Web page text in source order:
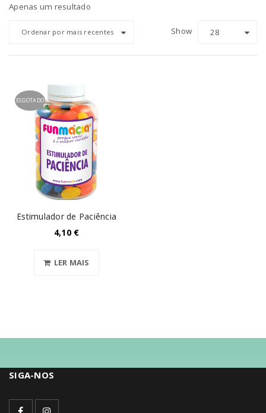
Apenas um resultado
Ordenar por mais recentes Show 28
ESGOTADO
Estimulador de Paciência
4,10 €
LER MAIS
SIGA-NOS